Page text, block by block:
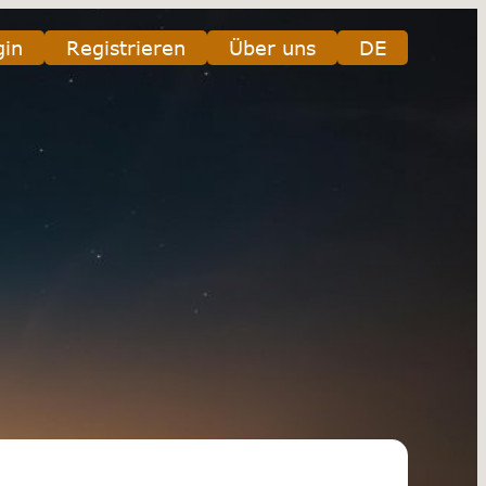
Registrieren Über uns DE